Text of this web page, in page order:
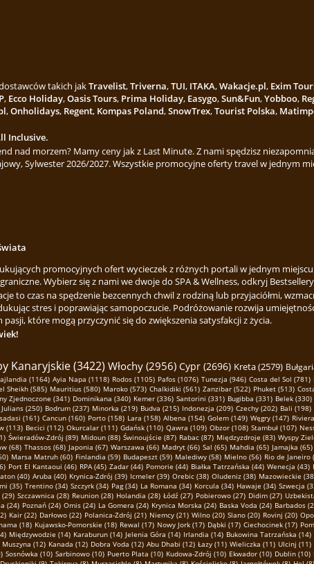
takich jakTravelist,Triverna,TUI, ITAKA,Wakacje.pl, Exim
, Ecco Holiday,Oasis Tours, Prima Holiday, Easygo,Sun&Fun,Yobboo,
,Onholidays, Regent, Kompas Poland,SnowTrex,Tourist Polska,
Inclusive.
nad morzem? Mamy ceny jak z Last Minute. Z nami spędzisz
Sylwester 2026/2027. Wszystkie promocyjne oferty travel w jednym
promocyjnych ofert wycieczek z różnych portali w jednym
Wybierz się z nami we dwoje do SPA & Wellness, odkryj
to czas na spędzenie bezcennych chwil z rodziną lub przyjaciółmi,
stres i poprawiając samopoczucie. Podróżowanie rozwija
które mogą przyczynić się do zwiększenia satysfakcji z życia.
Kanaryjskie (3422) Włochy (2956) Cypr (2696) Kreta (2579)
(1164) Ayia Napa (1118) Rodos (1105) Pafos (1076) Tunezja (946) Costa del Sol (781)
Sheikh (585) Mauritius (580) Maroko (573) Chalkidiki (561) Zanzibar (522) Phuket (513)
Zjednoczone (341) Dominikana (340) Kemer (336) Santorini (331) Bugibba (331) Belek (330)
Julians (250) Bodrum (237) Minorka (219) Budva (215) Indonezja (209) Czechy (202) Bali (198)
(161) Cancun (160) Porto (158) Lara (158) Albena (154) Golem (149) Węgry (147)
(113) Becici (112) Okurcalar (111) Gdańsk (110) Qawra (109) Obzor (108) Stambuł (107)
Świeradów-Zdrój (89) Midoun (88) Świnoujście (87) Rabac (87) Międzyzdroje (83) Wyspy
(68) Thassos (68) Japonia (67) Warszawa (66) Madryt (66) Sal (65) Mahdia (65) Jamajka (65)
Marsa Matruh (60) Finlandia (59) Budapeszt (59) Malediwy (58) Mielno (56) Rio de Janeiro
Port El Kantaoui (46) RPA (45) Zadar (44) Pomorie (44) Białka Tatrzańska (44) Wenecja (43)
(40) Aruba (40) Krynica-Zdrój (39) Icmeler (39) Orebic (38) Oludeniz (38) Mazowieckie
(35) Trentino (34) Szczyrk (34) Pag (34) La Romana (34) Korcula (34) Hawaje (34) Szwecja
Szczawnica (28) Reunion (28) Holandia (28) Łódź (27) Pobierowo (27) Didim (27)
(24) Poznań (24) Omis (24) La Gomera (24) Krynica Morska (24) Baska Voda (24) Barbados
Kair (22) Darłowo (22) Polanica-Zdrój (21) Niemcy (21) Wilno (20) Slano (20) Rovinj (20)
(18) Kujawsko-Pomorskie (18) Rewal (17) Nowy Jork (17) Dąbki (17) Ciechocinek (17)
Międzywodzie (14) Karaburun (14) Jelenia Góra (14) Irlandia (14) Bukowina Tatrzańska (14)
Muszyna (12) Kanada (12) Dobra Voda (12) Abu Dhabi (12) Łazy (11) Wieliczka (11) Ulcinj (11)
Sosnówka (10) Sarbinowo (10) Puerto Plata (10) Kudowa-Zdrój (10) Ekwador (10) Dublin (10)